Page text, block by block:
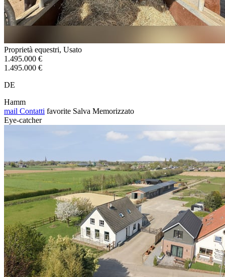
Proprietà equestri, Usato
1.495.000 €
1.495.000 €
DE
Hamm
mail Contatti favorite Salva Memorizzato
Eye-catcher